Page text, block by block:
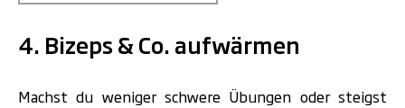
4. Bizeps & Co. aufwärmen
Machst du weniger schwere Übungen oder steigst